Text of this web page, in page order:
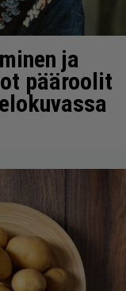
ja
pääroolit